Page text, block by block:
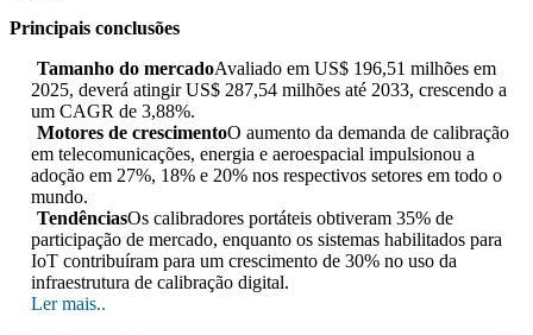
Principais conclusões
Tamanho do mercadoAvaliado em US$ 196,51 milhões em
2025, deverá atingir US$ 287,54 milhões até 2033, crescendo a
um CAGR de 3,88%.
Motores de crescimentoO aumento da demanda de calibração
em telecomunicações, energia e aeroespacial impulsionou a
adoção em 27%, 18% e 20% nos respectivos setores em todo o
mundo.
TendênciasOs calibradores portáteis obtiveram 35% de
participação de mercado, enquanto os sistemas habilitados para
IoT contribuíram para um crescimento de 30% no uso da
infraestrutura de calibração digital.
Ler mais..